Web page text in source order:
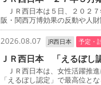
ＪＲ西日本は５日、２０２
阪・関西万博効果の反動や人
2026.08.07 JR西日本 予定・
ＪＲ西日本 「えるぼし
ＪＲ西日本は、女性活躍推
「えるぼし認定」で最高位と